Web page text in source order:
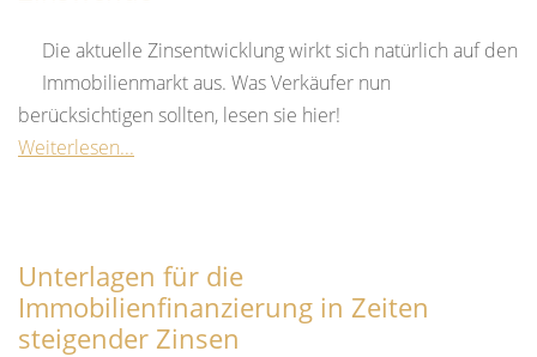
Die aktuelle Zinsentwicklung wirkt sich natürlich auf den
Immobilienmarkt aus. Was Verkäufer nun
berücksichtigen sollten, lesen sie hier!
Weiterlesen...
Unterlagen für die
Immobilienfinanzierung in Zeiten
steigender Zinsen